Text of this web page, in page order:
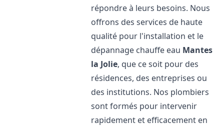
répondre à leurs besoins. Nous
offrons des services de haute
qualité pour l'installation et le
dépannage chauffe eau Mantes
la Jolie, que ce soit pour des
résidences, des entreprises ou
des institutions. Nos plombiers
sont formés pour intervenir
rapidement et efficacement en